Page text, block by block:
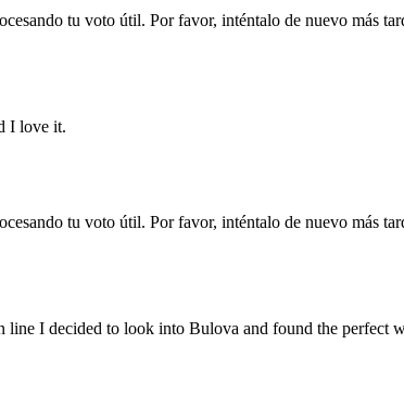
tu voto útil. Por favor, inténtalo de nuevo más
I love it.
tu voto útil. Por favor, inténtalo de nuevo más
I decided to look into Bulova and found the perfect